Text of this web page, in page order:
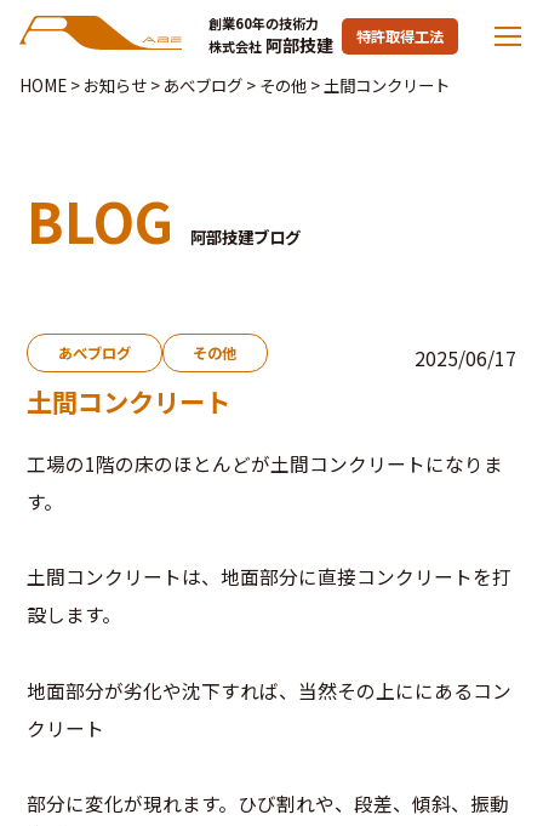
創業60年の技術力
株式会社 阿部技建 特許取得工法
HOME> お知らせ> あべブログ> その他>土間コンクリート
BLOG 阿部技建ブログ
あべブログ その他 2025/06/17
土間コンクリート
工場の1階の床のほとんどが土間コンクリートになりま
す。
土間コンクリートは、地面部分に直接コンクリートを打
設します。
地面部分が劣化や沈下すれば、当然その上ににあるコン
クリート
部分に変化が現れます。ひび割れや、段差、傾斜、振動